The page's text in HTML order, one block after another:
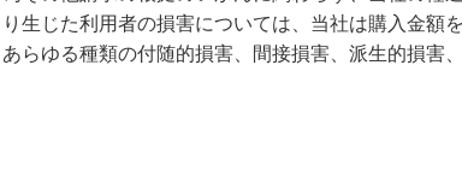
生じた利用者の損害については、当社は購入金額
らゆる種類の付随的損害、間接損害、派生的損害